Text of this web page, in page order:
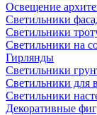
Освещение
Светильники
Светильники
Светильники на
Гирлянды
Светильники
Светильники для
Светильники
Декоративные